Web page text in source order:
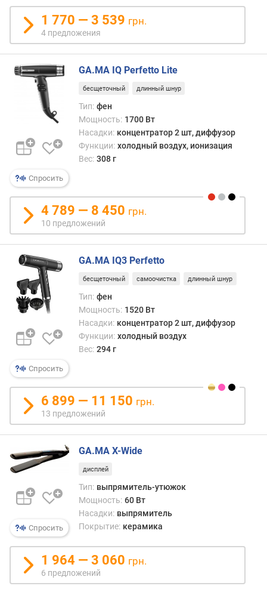
д
о
б
а
в
л
п
о
о
л
и
ч
е
с
т
в
у
п
р
д
л
ж
е
и
м
о
н
о
т
ь
(
В
т
1 770 — 3 539 грн.
4 предложения
Спросить
GA.MA IQ Perfetto Lite
бесщеточный длинный шнур
Тип: фен
Мощность: 1700 Вт
Насадки: концентратор 2 шт, диффузор
Функции: холодный воздух, ионизация
Вес: 308 г
4 789 — 8 450 грн.
10 предложений
Спросить
GA.MA IQ3 Perfetto
бесщеточный самоочистка длинный шнур
Тип: фен
Мощность: 1520 Вт
Насадки: концентратор 2 шт, диффузор
Функции: холодный воздух
Вес: 294 г
6 899 — 11 150 грн.
13 предложений
Спросить
GA.MA X-Wide
дисплей
Тип: выпрямитель-утюжок
Мощность: 60 Вт
Насадки: выпрямитель
Покрытие: керамика
1 964 — 3 060 грн.
6 предложений